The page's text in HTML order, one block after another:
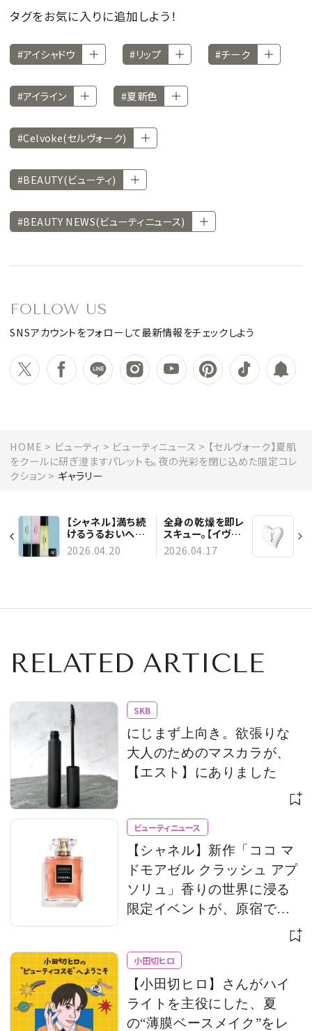
タグをお気に入りに追加しよう！
#アイシャドウ #リップ #チーク
#アイライン #夏新色
#Celvoke(セルヴォーク)
#BEAUTY(ビューティ)
#BEAUTY NEWS(ビューティニュース)
FOLLOW US
SNSアカウントをフォローして最新情報をチェックしよう
HOME ビューティ ビューティニュース
【セルヴォーク】夏肌
をクールに研ぎ澄ますパレットも。夜の光彩を閉じ込めた限定コレ
クション
ギャラリー
【シャネル】満ち続
けるうるおいへ。
「イドゥラ ビュー
ティ」に新作、限定
2026.04.20
全身の乾燥を即レ
スキュー。【イヴ・
サンローラン】“ハ
ート”のマルチク
2026.04.17
RELATED ARTICLE
SKB
にじまず上向き。欲張りな
大人のためのマスカラが、
【エスト】にありました
ビューティニュース
【シャネル】新作「ココ マ
ドモアゼル クラッシュ アプ
ソリュ」香りの世界に浸る
限定イベントが、原宿で開
小田切ヒロ
【小田切ヒロ】さんがハイ
ライトを主役にした、夏
の“薄膜ベースメイク”をレ